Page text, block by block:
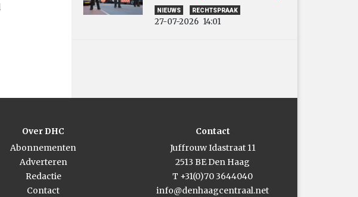
NIEUWS RECHTSPRAAK
27-07-2026 14:01
Over DHC
Abonnementen
Adverteren
Redactie
Contact
Contact
Juffrouw Idastraat 11
2513 BE Den Haag
T +31(0)70 3644040
info@denhaagcentraal.net